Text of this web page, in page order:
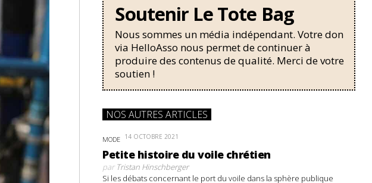
Soutenir Le Tote Bag
Nous sommes un média indépendant. Votre don
via HelloAsso nous permet de continuer à
produire des contenus de qualité. Merci de votre
soutien !
NOS AUTRES ARTICLES
MODE 14 OCTOBRE 2021
Petite histoire du voile chrétien
parTristan Hinschberger
Si les débats concernant le port du voile dans la sphère publique